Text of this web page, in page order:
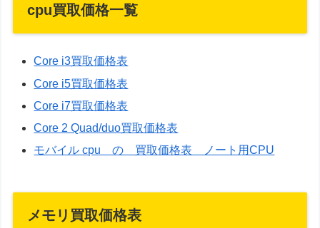
cpu買取価格一覧
Core i3買取価格表
Core i5買取価格表
Core i7買取価格表
Core 2 Quad/duo買取価格表
モバイル cpu の 買取価格表 ノート用CPU
メモリ買取価格表